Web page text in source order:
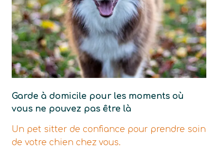
Garde à domicile pour les moments où
vous ne pouvez pas être là
Un pet sitter de confiance pour prendre soin
de votre chien chez vous.